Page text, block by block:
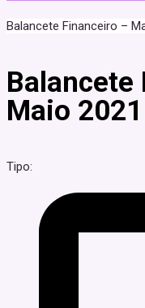
Balancete Financeiro –
Balancete
Maio 2021
Tipo: